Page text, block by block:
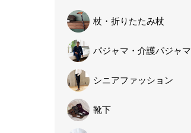
杖・ 折りたたみ杖
パジャマ・ 介護パジャマ
シニアファッション
靴下